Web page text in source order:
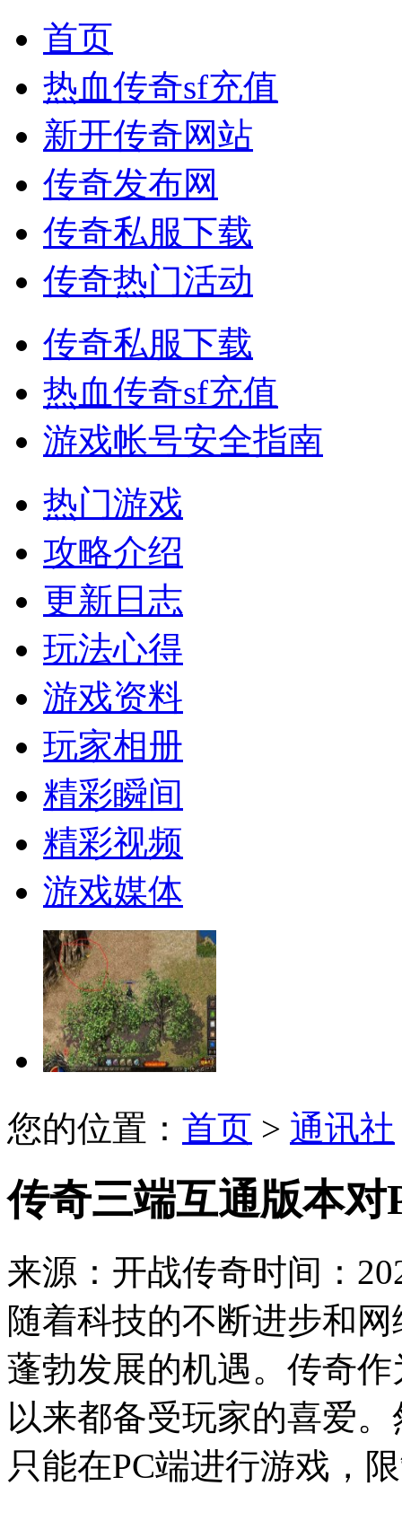
首页
热血传奇sf充值
新开传奇网站
传奇发布网
传奇私服下载
传奇热门活动
传奇私服下载
热血传奇sf充值
游戏帐号安全指南
热门游戏
攻略介绍
更新日志
玩法心得
游戏资料
玩家相册
精彩瞬间
精彩视频
游戏媒体
您的位置： 首页 > 通讯社
传奇三端互通版本对
来源：开战传奇时间：
随着科技的不断进步和
蓬勃发展的机遇。传奇
以来都备受玩家的喜爱
只能在PC端进行游戏，